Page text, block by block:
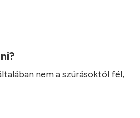
nem a szúrásoktól fél,